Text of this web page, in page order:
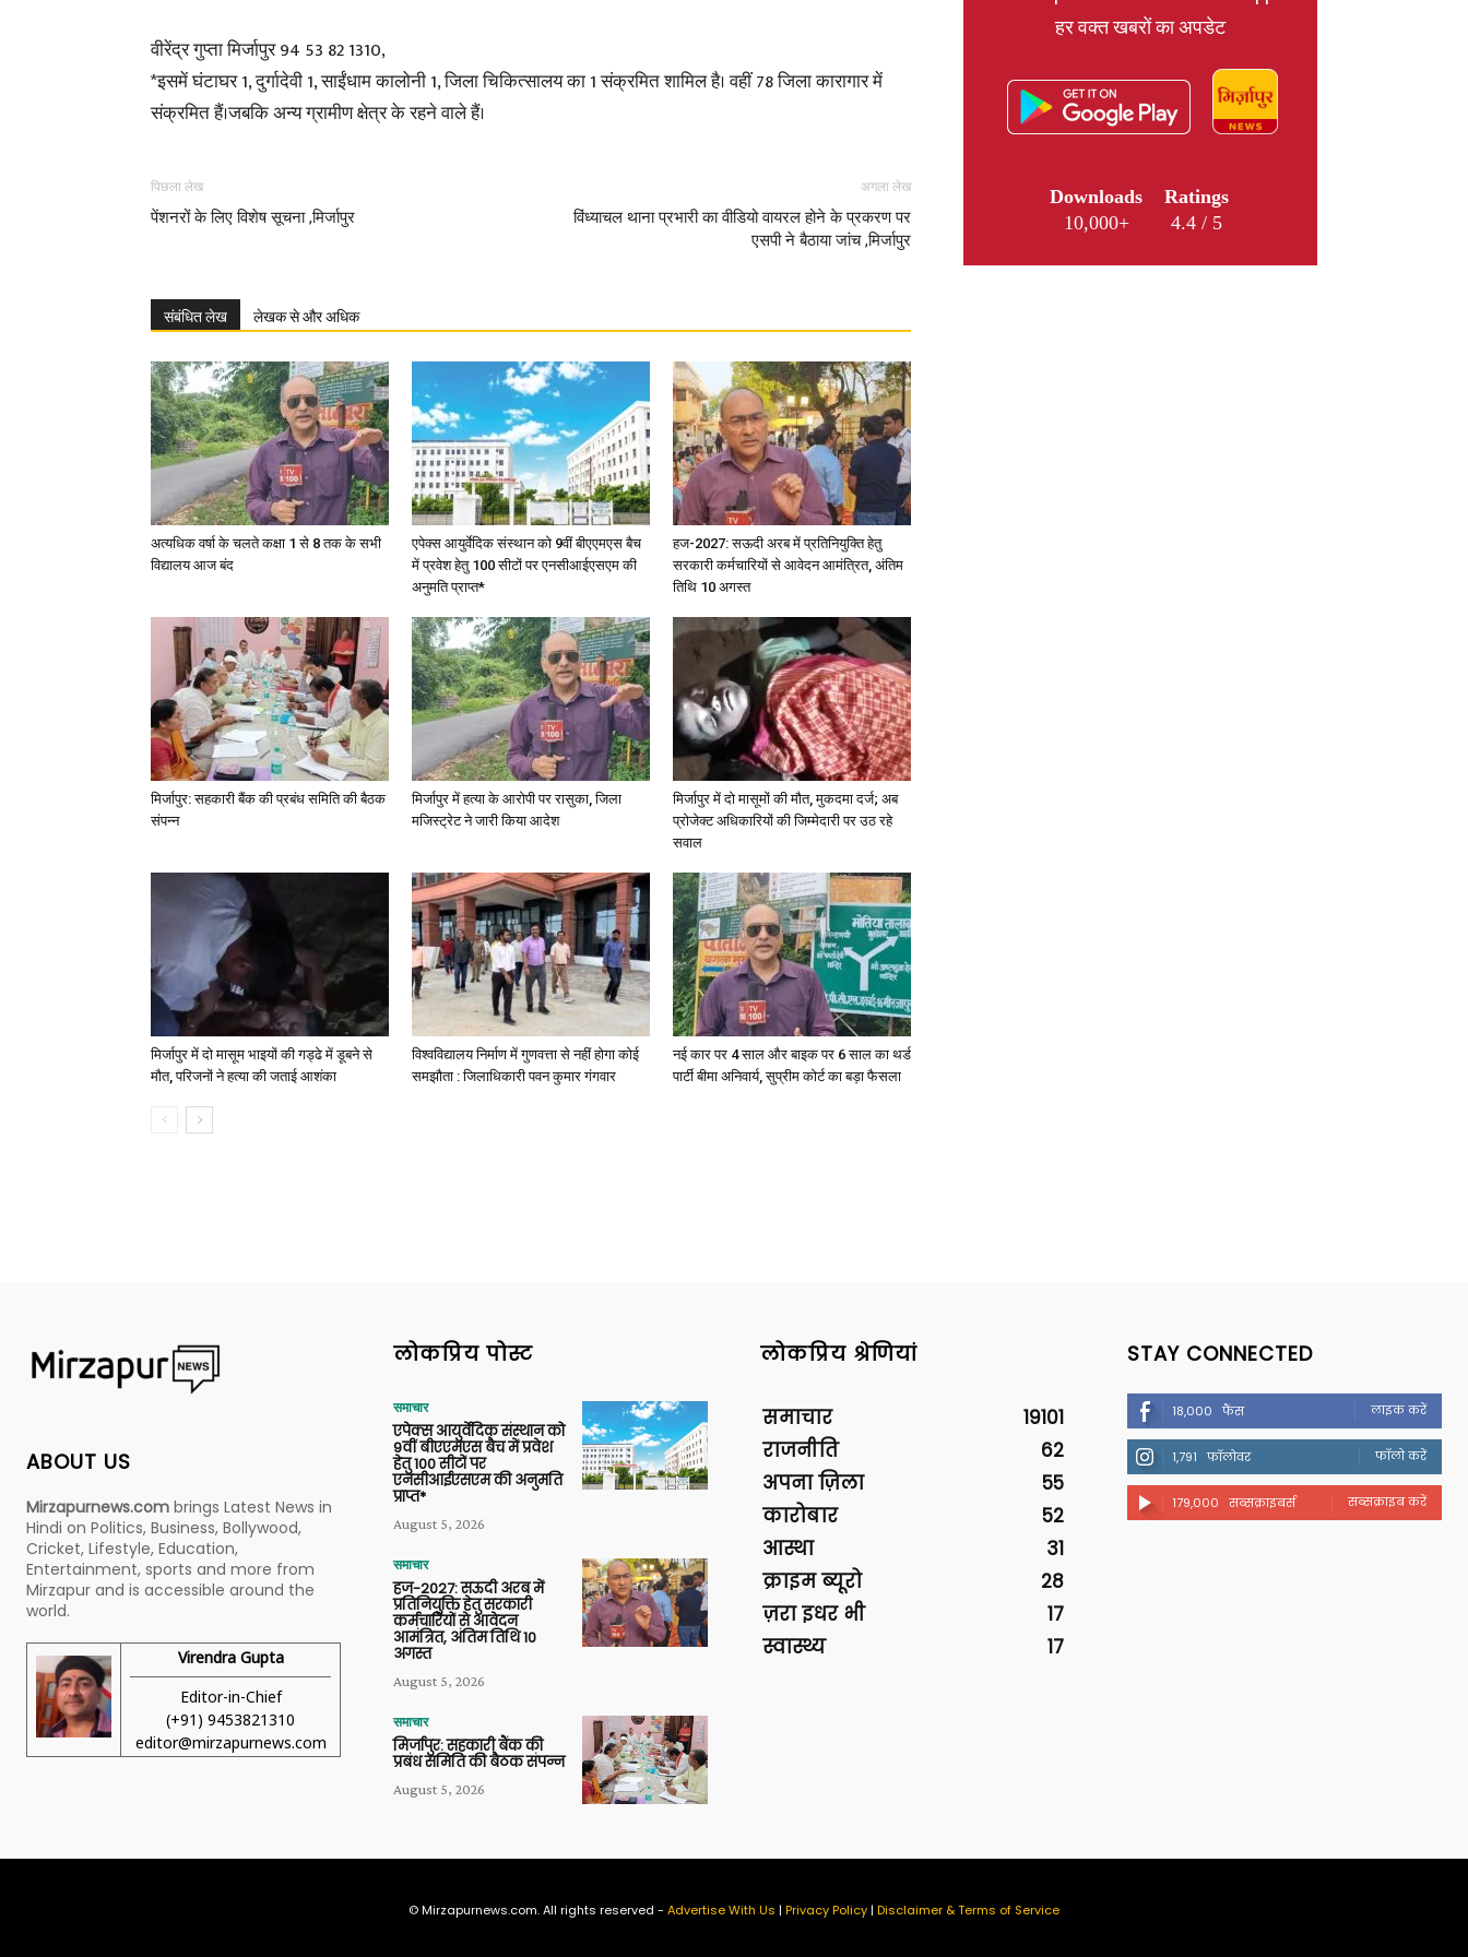
News
in
Hindi,
Today
Hindi
वीरेंद्र गुप्ता मिर्जापुर 94 53 82 1310,
*इसमें घंटाघर 1, दुर्गादेवी 1, साईंधाम कालोनी 1, जिला चिकित्सालय का 1 संक्रमित शामिल है। वहीं 78 जिला कारागार में
संक्रमित हैं।जबकि अन्य ग्रामीण क्षेत्र के रहने वाले हैं।
पिछला लेख
पेंशनरों के लिए विशेष सूचना ,मिर्जापुर
अगला लेख
विंध्याचल थाना प्रभारी का वीडियो वायरल होने के प्रकरण पर
एसपी ने बैठाया जांच ,मिर्जापुर
संबंधित लेख लेखक से और अधिक
अत्यधिक वर्षा के चलते कक्षा 1 से 8 तक के सभी
विद्यालय आज बंद
एपेक्स आयुर्वेदिक संस्थान को 9वीं बीएएमएस बैच
में प्रवेश हेतु 100 सीटों पर एनसीआईएसएम की
अनुमति प्राप्त*
हज-2027: सऊदी अरब में प्रतिनियुक्ति हेतु
सरकारी कर्मचारियों से आवेदन आमंत्रित, अंतिम
तिथि 10 अगस्त
मिर्जापुर: सहकारी बैंक की प्रबंध समिति की बैठक
संपन्न
मिर्जापुर में हत्या के आरोपी पर रासुका, जिला
मजिस्ट्रेट ने जारी किया आदेश
मिर्जापुर में दो मासूमों की मौत, मुकदमा दर्ज; अब
प्रोजेक्ट अधिकारियों की जिम्मेदारी पर उठ रहे
सवाल
मिर्जापुर में दो मासूम भाइयों की गड्ढे में डूबने से
मौत, परिजनों ने हत्या की जताई आशंका
विश्वविद्यालय निर्माण में गुणवत्ता से नहीं होगा कोई
समझौता : जिलाधिकारी पवन कुमार गंगवार
नई कार पर 4 साल और बाइक पर 6 साल का थर्ड
पार्टी बीमा अनिवार्य, सुप्रीम कोर्ट का बड़ा फैसला
हर वक्त खबरों का अपडेट
Downloads
10,000+
Ratings
4.4 / 5
ABOUT US
Mirzapurnews.com brings Latest News in
Hindi on Politics, Business, Bollywood,
Cricket, Lifestyle, Education,
Entertainment, sports and more from
Mirzapur and is accessible around the
world.
Virendra Gupta
Editor-in-Chief
(+91) 9453821310
editor@mirzapurnews.com
लोकप्रिय पोस्ट
समाचार
एपेक्स आयुर्वेदिक संस्थान को
9वीं बीएएमएस बैच में प्रवेश
हेतु 100 सीटों पर
एनसीआईएसएम की अनुमति
प्राप्त*
August 5, 2026
समाचार
हज-2027: सऊदी अरब में
प्रतिनियुक्ति हेतु सरकारी
कर्मचारियों से आवेदन
आमंत्रित, अंतिम तिथि 10
अगस्त
August 5, 2026
समाचार
मिर्जापुर: सहकारी बैंक की
प्रबंध समिति की बैठक संपन्न
August 5, 2026
लोकप्रिय श्रेणियां
समाचार
19101
राजनीति
62
अपना ज़िला
55
कारोबार
52
आस्था
31
क्राइम ब्यूरो
28
ज़रा इधर भी
17
स्वास्थ्य
17
STAY CONNECTED
18,000 फैंस लाइक करें
1,791 फॉलोवर फॉलो करें
179,000 सब्सक्राइबर्स सब्सक्राइब करें
© Mirzapurnews.com. All rights reserved - Advertise With Us | Privacy Policy| Disclaimer & Terms of Service